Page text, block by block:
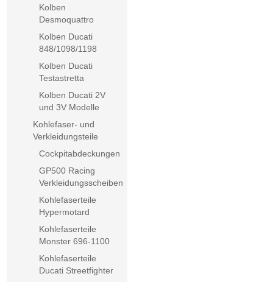
Kolben
Desmoquattro
Kolben Ducati
848/1098/1198
Kolben Ducati
Testastretta
Kolben Ducati 2V
und 3V Modelle
Kohlefaser- und
Verkleidungsteile
Cockpitabdeckungen
GP500 Racing
Verkleidungsscheiben
Kohlefaserteile
Hypermotard
Kohlefaserteile
Monster 696-1100
Kohlefaserteile
Ducati Streetfighter